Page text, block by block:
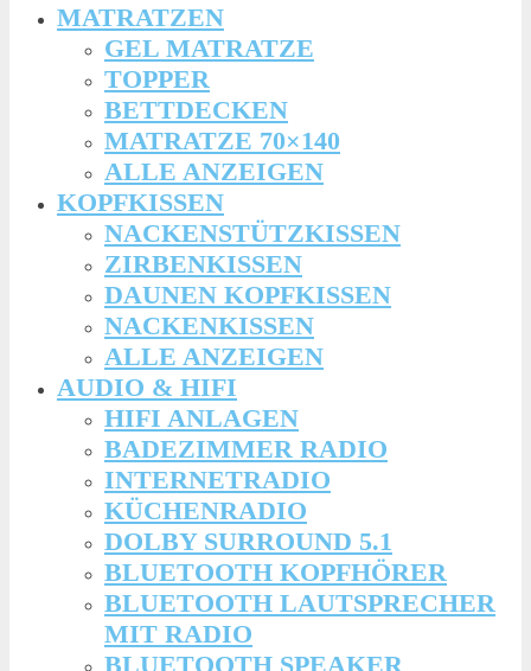
MATRATZEN
GEL MATRATZE
TOPPER
BETTDECKEN
MATRATZE 70×140
ALLE ANZEIGEN
KOPFKISSEN
NACKENSTÜTZKISSEN
ZIRBENKISSEN
DAUNEN KOPFKISSEN
NACKENKISSEN
ALLE ANZEIGEN
AUDIO & HIFI
HIFI ANLAGEN
BADEZIMMER RADIO
INTERNETRADIO
KÜCHENRADIO
DOLBY SURROUND 5.1
BLUETOOTH KOPFHÖRER
BLUETOOTH LAUTSPRECHER
MIT RADIO
BLUETOOTH SPEAKER